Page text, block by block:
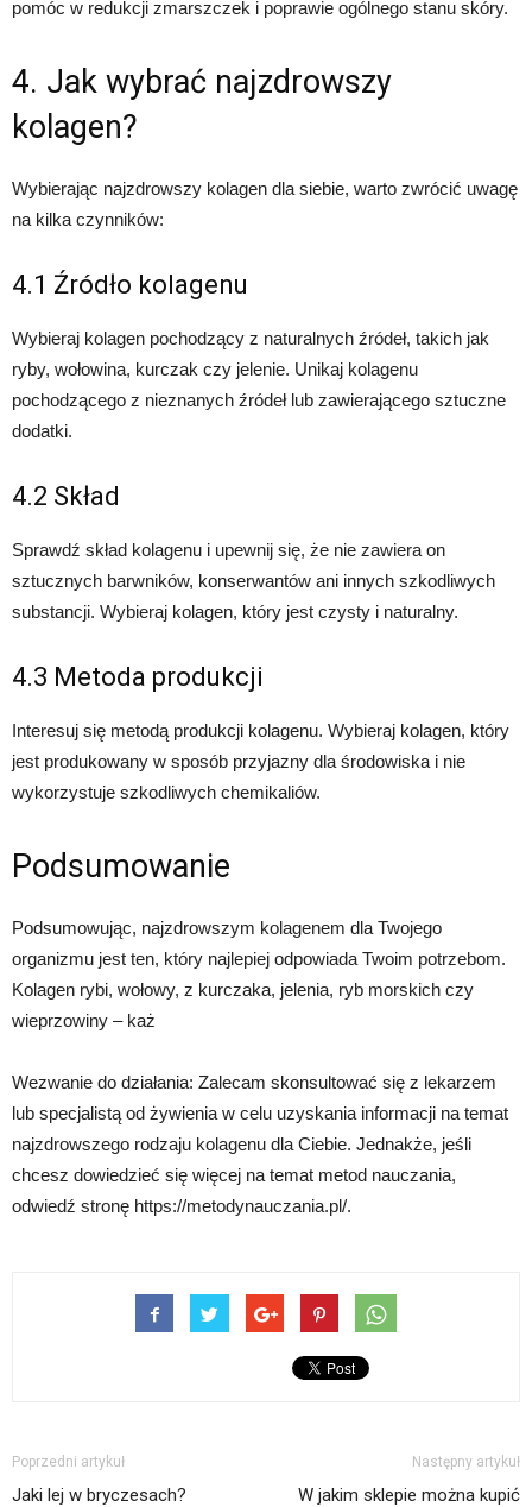
pomóc w redukcji zmarszczek i poprawie ogólnego stanu skóry.
4. Jak wybrać najzdrowszy
kolagen?
Wybierając najzdrowszy kolagen dla siebie, warto zwrócić uwagę
na kilka czynników:
4.1 Źródło kolagenu
Wybieraj kolagen pochodzący z naturalnych źródeł, takich jak
ryby, wołowina, kurczak czy jelenie. Unikaj kolagenu
pochodzącego z nieznanych źródeł lub zawierającego sztuczne
dodatki.
4.2 Skład
Sprawdź skład kolagenu i upewnij się, że nie zawiera on
sztucznych barwników, konserwantów ani innych szkodliwych
substancji. Wybieraj kolagen, który jest czysty i naturalny.
4.3 Metoda produkcji
Interesuj się metodą produkcji kolagenu. Wybieraj kolagen, który
jest produkowany w sposób przyjazny dla środowiska i nie
wykorzystuje szkodliwych chemikaliów.
Podsumowanie
Podsumowując, najzdrowszym kolagenem dla Twojego
organizmu jest ten, który najlepiej odpowiada Twoim potrzebom.
Kolagen rybi, wołowy, z kurczaka, jelenia, ryb morskich czy
wieprzowiny – każ
Wezwanie do działania: Zalecam skonsultować się z lekarzem
lub specjalistą od żywienia w celu uzyskania informacji na temat
najzdrowszego rodzaju kolagenu dla Ciebie. Jednakże, jeśli
chcesz dowiedzieć się więcej na temat metod nauczania,
odwiedź stronę https://metodynauczania.pl/.
Poprzedni artykuł
Jaki lej w bryczesach?
Następny artykuł
W jakim sklepie można kupić